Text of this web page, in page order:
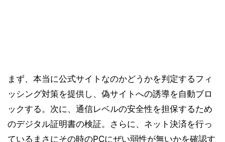
まず、本当に公式サイトなのかどうかを判定するフィ
ッシング対策を提供し、偽サイトへの誘導を自動ブロ
ックする。次に、通信レベルの安全性を担保するため
のデジタル証明書の検証。さらに、ネット決済を行っ
ているまさにその時のPCにぜい弱性が無いかを確認す